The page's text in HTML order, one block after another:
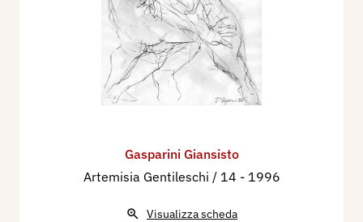
Gasparini Giansisto
Artemisia Gentileschi / 14 - 1996
Visualizza scheda